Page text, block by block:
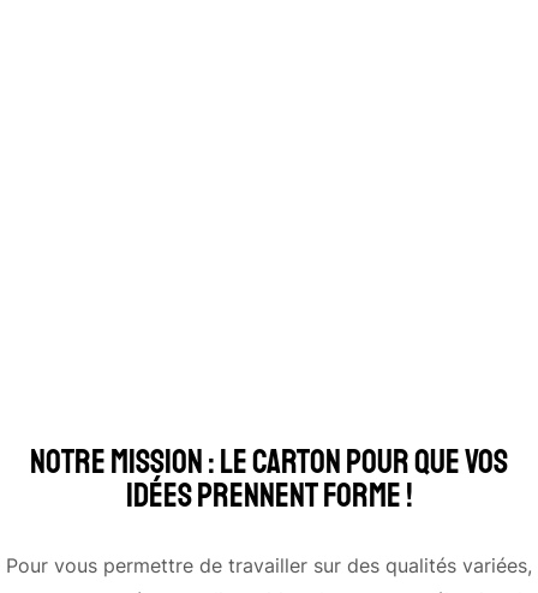
Notre mission : Le carton pour que vos
idées prennent forme !
Pour vous permettre de travailler sur des qualités variées,